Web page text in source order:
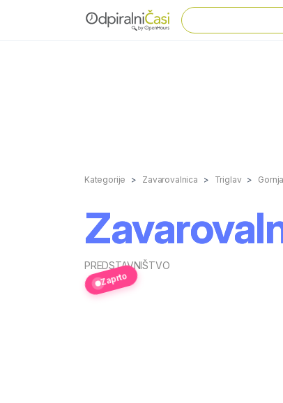
Kategorije Zavarovalnica Triglav
PREDSTAVNIŠTVO
Zaprto